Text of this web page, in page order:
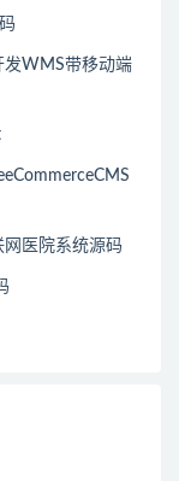
发WMS带移动端
网医院系统源码